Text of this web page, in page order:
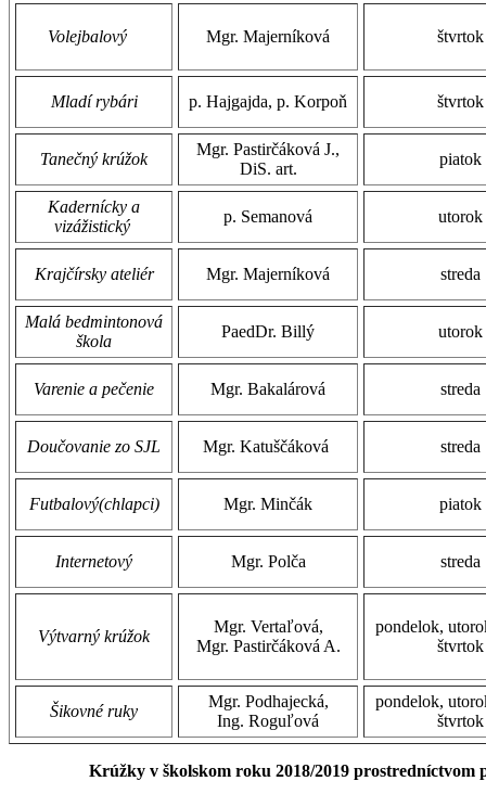
Volejbalový Mgr. Majerníková štvrtok
Mladí rybári p. Hajgajda, p. Korpoň štvrtok
Tanečný krúžok
Mgr. Pastirčáková J.,
DiS. art.
piatok
Kadernícky a
vizážistický
p. Semanová utorok
Krajčírsky ateliér Mgr. Majerníková streda
Malá bedmintonová
škola
PaedDr. Billý utorok
Varenie a pečenie Mgr. Bakalárová streda
Doučovanie zo SJL Mgr. Katuščáková streda
Futbalový(chlapci) Mgr. Minčák piatok
Internetový Mgr. Polča streda
Výtvarný krúžok
Mgr. Vertaľová,
Mgr. Pastirčáková A.
pondelok,
štvrtok
Šikovné ruky
Mgr. Podhajecká,
Ing. Roguľová
pondelok,
štvrtok
Krúžky v školskom roku 2018/2019 prostredníctvom